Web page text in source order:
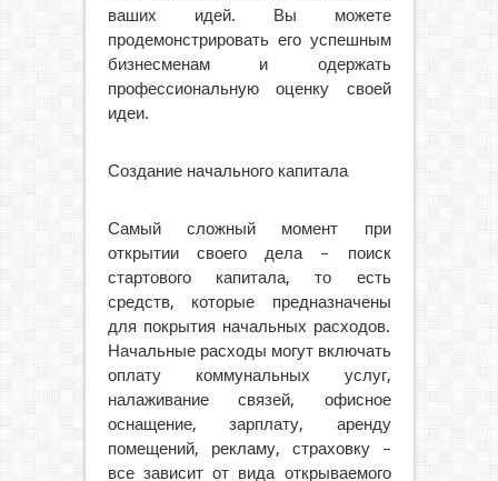
ваших идей. Вы можете
продемонстрировать его успешным
бизнесменам и одержать
профессиональную оценку своей
идеи.
Создание начального капитала
Самый сложный момент при
открытии своего дела – поиск
стартового капитала, то есть
средств, которые предназначены
для покрытия начальных расходов.
Начальные расходы могут включать
оплату коммунальных услуг,
налаживание связей, офисное
оснащение, зарплату, аренду
помещений, рекламу, страховку –
все зависит от вида открываемого